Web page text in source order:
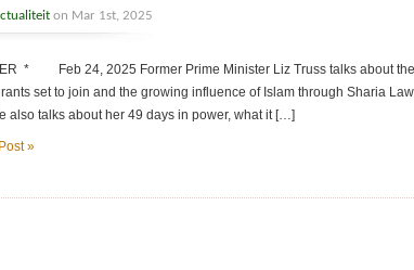
on Mar 1st, 2025
* Feb 24, 2025 Former Prime Minister Liz Truss talks about the
set to join and the growing influence of Islam through Sharia
also talks about her 49 days in power, what it […]
»